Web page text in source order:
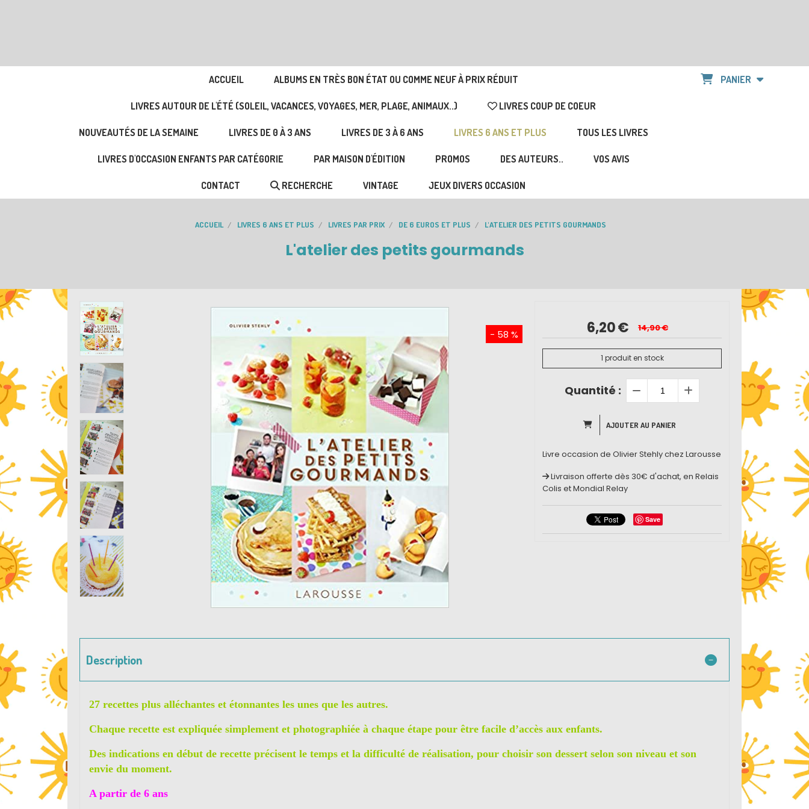
ACCUEIL ALBUMS EN TRÈS BON ÉTAT OU COMME NEUF À PRIX RÉDUIT
LIVRES AUTOUR DE L'ÉTÉ (SOLEIL, VACANCES, VOYAGES, MER, PLAGE, ANIMAUX..) LIVRES COUP DE COEUR
NOUVEAUTÉS DE LA SEMAINE LIVRES DE 0 À 3 ANS LIVRES DE 3 À 6 ANS LIVRES 6 ANS ET PLUS TOUS LES LIVRES
LIVRES D'OCCASION ENFANTS PAR CATÉGORIE PAR MAISON D'ÉDITION PROMOS DES AUTEURS.. VOS AVIS
CONTACT RECHERCHE VINTAGE JEUX DIVERS OCCASION
PANIER
ACCUEIL LIVRES 6 ANS ET PLUS LIVRES PAR PRIX DE 6 EUROS ET PLUS L'ATELIER DES PETITS GOURMANDS
L'atelier des petits gourmands
- 58 % 6,20€ 14,90€
1 produit en stock
Quantité :
AJOUTER AU PANIER
Livre occasion de Olivier Stehly chez Larousse
Livraison offerte dès 30€ d'achat, en Relais
Colis et Mondial Relay
Save
Description
27 recettes plus alléchantes et étonnantes les unes que les autres.
Chaque recette est expliquée simplement et photographiée à chaque étape pour être facile d’accès aux enfants.
Des indications en début de recette précisent le temps et la difficulté de réalisation, pour choisir son dessert selon son niveau et son
envie du moment.
A partir de 6 ans